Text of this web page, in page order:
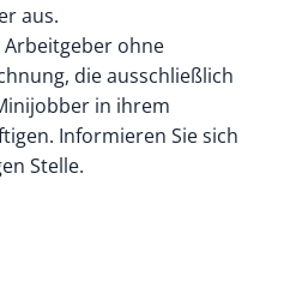
aus.
ohne
die ausschließlich
in ihrem
Informieren Sie sich
Stelle.